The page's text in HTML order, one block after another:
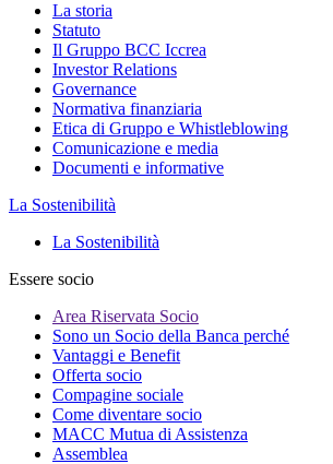
La storia
Statuto
Il Gruppo BCC Iccrea
Investor Relations
Governance
Normativa finanziaria
Etica di Gruppo e Whistleblowing
Comunicazione e media
Documenti e informative
La Sostenibilità
La Sostenibilità
Essere socio
Area Riservata Socio
Sono un Socio della Banca perché
Vantaggi e Benefit
Offerta socio
Compagine sociale
Come diventare socio
MACC Mutua di Assistenza
Assemblea